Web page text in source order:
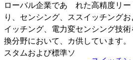
ローバル企業であ
り、センシング、ス
イッチング、電力変
換分野において、カ
スタムおよび標準ソ
れた高精度リー
スイッチングお
センシング技術
供しています。